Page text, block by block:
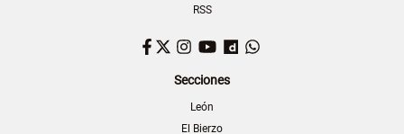
RSS
Facebook
TwitterInstagram
YouTubeDailymotion
Secciones
León
El Bierzo